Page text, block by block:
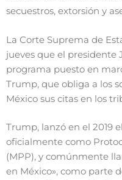
secuestros, extorsión y
La Corte Suprema de
jueves que el presidente
programa puesto en
Trump, que obliga a los
México sus citas en los
Trump, lanzó en el 2019
oficialmente como
(MPP), y comúnmente
en México», como parte